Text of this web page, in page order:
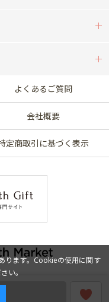
よくあるご質問
会社概要
定商取引に基づく表示
ります。Cookieの使用に関す
い。